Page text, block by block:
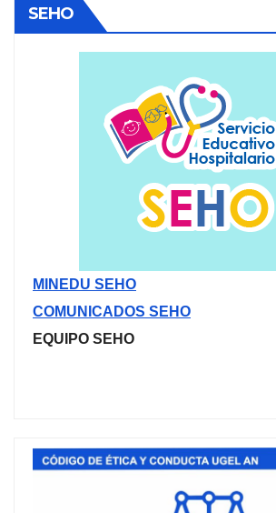
SEHO
MINEDU SEHO
COMUNICADOS SEHO
EQUIPO SEHO